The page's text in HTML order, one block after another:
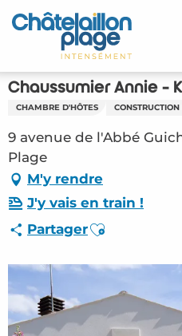
Aller
au
principal
Accueil
Découvrir
Activités
A vivre
Rendez-vous
Votre séjour
Espace Pro
Chaussumier Annie -
CHAMBRE D'HÔTES
9 avenue de l'Abbé
Plage
M'y rendre
J'y vais en train !
PartagerAjouter aux